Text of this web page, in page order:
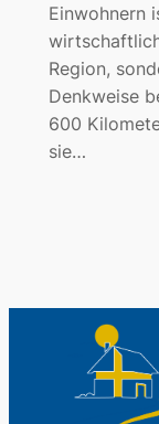
Einwohnern
Region,
Denkweise
600
sie…